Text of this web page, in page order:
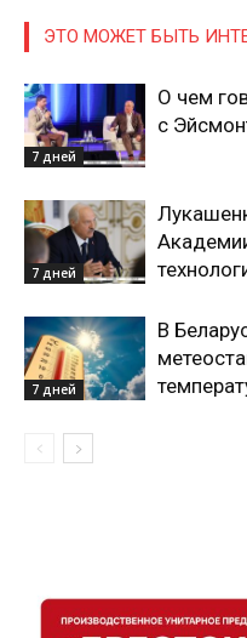
Редакция
Наша гісторыя
Контакты
Правила использования
ЭТО МОЖЕТ БЫТЬ
7 дней
О чем
с
7 дней
7 дней
В